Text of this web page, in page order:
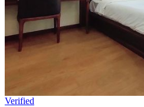
Verified